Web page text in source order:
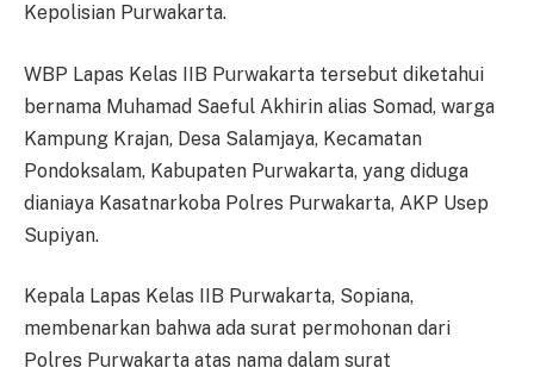
Kepolisian Purwakarta.
WBP Lapas Kelas IIB Purwakarta tersebut diketahui
bernama Muhamad Saeful Akhirin alias Somad, warga
Kampung Krajan, Desa Salamjaya, Kecamatan
Pondoksalam, Kabupaten Purwakarta, yang diduga
dianiaya Kasatnarkoba Polres Purwakarta, AKP Usep
Supiyan.
Kepala Lapas Kelas IIB Purwakarta, Sopiana,
membenarkan bahwa ada surat permohonan dari
Polres Purwakarta atas nama dalam surat